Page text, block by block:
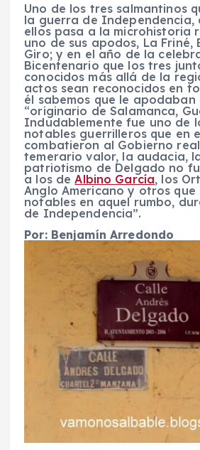
Uno de los tres salmantinos
la guerra de Independencia,
ellos pasa a la microhistoria
uno de sus apodos, La Friné,
Giro; y en el año de la
Bicentenario que los tres
conocidos más allá de la
actos sean reconocidos en
él sabemos que le apodaban
“originario de Salamanca,
Indudablemente fue uno de
notables guerrilleros que en
combatieron al Gobierno
temerario valor, la audacia,
patriotismo de Delgado no
a los deAlbino García, los
Anglo Americano y otros que
notables en aquel rumbo,
de Independencia”.
Por: Benjamín Arredondo